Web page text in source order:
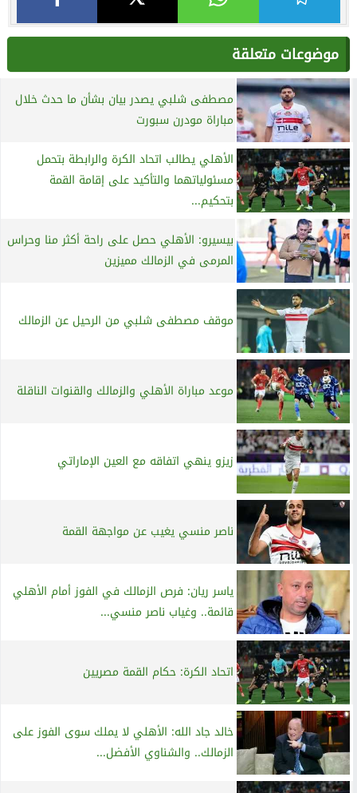
موضوعات متعلقة
مصطفى شلبي يصدر بيان بشأن ما حدث خلال
مباراة مودرن سبورت
الأهلي يطالب اتحاد الكرة والرابطة بتحمل
مسئولياتهما والتأكيد على إقامة القمة
بتحكيم...
بيسيرو: الأهلي حصل على راحة أكثر منا وحراس
المرمى في الزمالك مميزين
موقف مصطفى شلبي من الرحيل عن الزمالك
موعد مباراة الأهلي والزمالك والقنوات الناقلة
زيزو ينهي اتفاقه مع العين الإماراتي
ناصر منسي يغيب عن مواجهة القمة
ياسر ريان: فرص الزمالك في الفوز أمام الأهلي
قائمة.. وغياب ناصر منسي...
اتحاد الكرة: حكام القمة مصريين
خالد جاد الله: الأهلي لا يملك سوى الفوز على
الزمالك.. والشناوي الأفضل...